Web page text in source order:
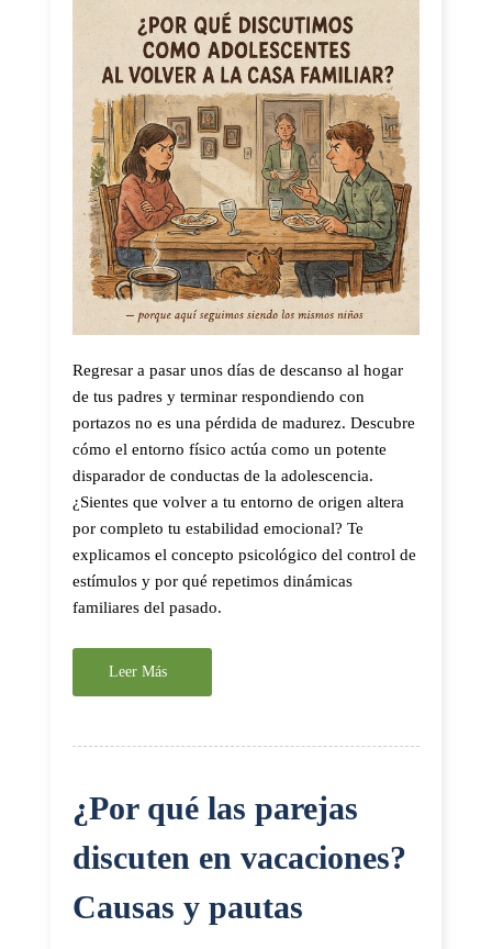
Regresar a pasar unos días de descanso al hogar
de tus padres y terminar respondiendo con
portazos no es una pérdida de madurez. Descubre
cómo el entorno físico actúa como un potente
disparador de conductas de la adolescencia.
¿Sientes que volver a tu entorno de origen altera
por completo tu estabilidad emocional? Te
explicamos el concepto psicológico del control de
estímulos y por qué repetimos dinámicas
familiares del pasado.
Leer Más
¿Por qué las parejas
discuten en vacaciones?
Causas y pautas